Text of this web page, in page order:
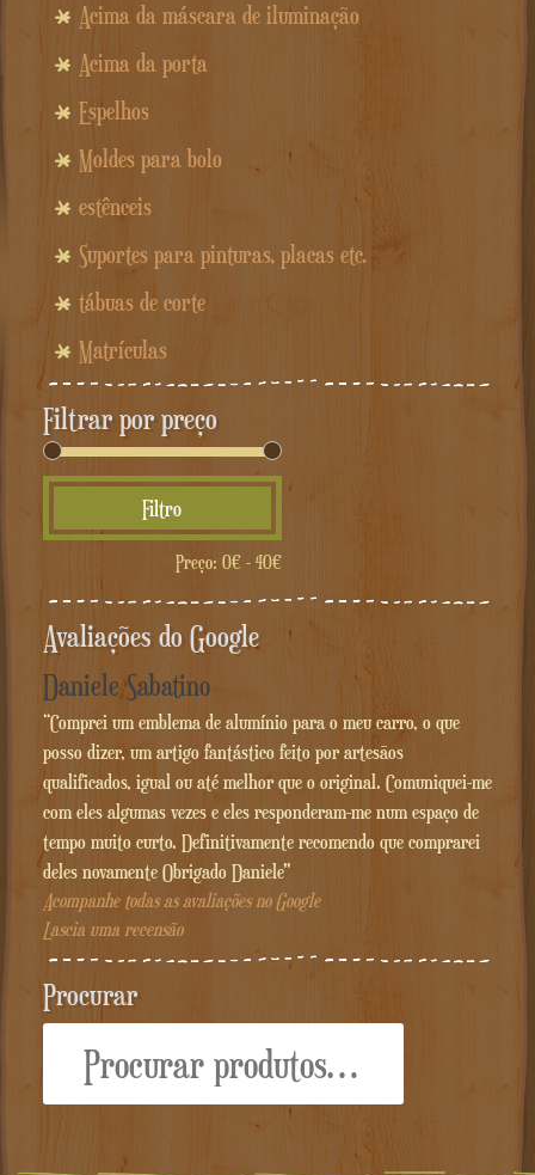
Acima da máscara de iluminação
Acima da porta
Espelhos
Moldes para bolo
estênceis
Suportes para pinturas, placas etc.
tábuas de corte
Matrículas
Filtrar por preço
mínimo
máximo
Filtro
Preço: 0€- 40€
Avaliações do Google
Daniele Sabatino
“Comprei um emblema de alumínio para o meu carro, o que
posso dizer, um artigo fantástico feito por artesãos
qualificados, igual ou até melhor que o original. Comuniquei-me
com eles algumas vezes e eles responderam-me num espaço de
tempo muito curto. Definitivamente recomendo que comprarei
deles novamente Obrigado Daniele"
Acompanhe todas as avaliações no Google
Lascia uma recensão
Procurar